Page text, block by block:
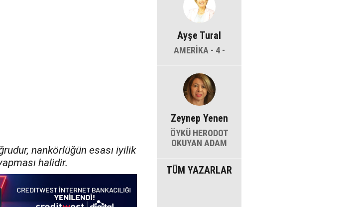
nankörlüğün esası iyilik
halidir.
Ayşe Tural
AMERİKA - 4 -
Zeynep Yenen
ÖYKÜ HERODOT
OKUYAN ADAM
TÜM YAZARLAR